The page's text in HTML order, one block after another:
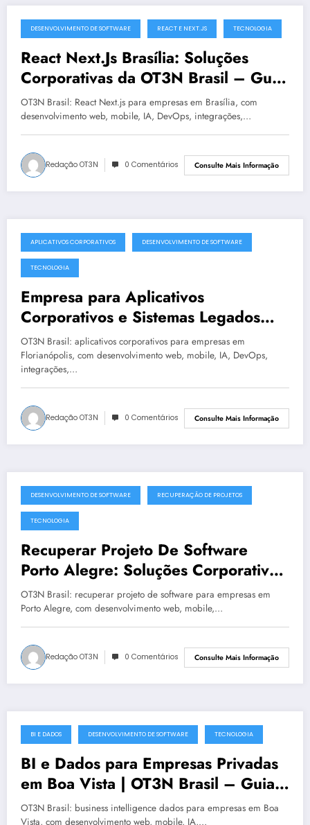
julho 19, 2025
DESENVOLVIMENTO DE SOFTWARE REACT E NEXT.JS TECNOLOGIA
React Next.Js Brasília: Soluções
Corporativas da OT3N Brasil – Guia
1568
OT3N Brasil: React Next.js para empresas em Brasília, com
desenvolvimento web, mobile, IA, DevOps, integrações,…
Redação OT3N 0 Comentários Consulte Mais Informação
julho 19, 2025
APLICATIVOS CORPORATIVOS DESENVOLVIMENTO DE SOFTWARE
TECNOLOGIA
Empresa para Aplicativos
Corporativos e Sistemas Legados
Instáveis em Florianópolis | OT3N
Brasil – Guia 1439
OT3N Brasil: aplicativos corporativos para empresas em
Florianópolis, com desenvolvimento web, mobile, IA, DevOps,
integrações,…
Redação OT3N 0 Comentários Consulte Mais Informação
julho 19, 2025
DESENVOLVIMENTO DE SOFTWARE RECUPERAÇÃO DE PROJETOS
TECNOLOGIA
Recuperar Projeto De Software
Porto Alegre: Soluções Corporativas
da OT3N Brasil – Guia 4098
OT3N Brasil: recuperar projeto de software para empresas em
Porto Alegre, com desenvolvimento web, mobile,…
Redação OT3N 0 Comentários Consulte Mais Informação
julho 19, 2025
BI E DADOS DESENVOLVIMENTO DE SOFTWARE TECNOLOGIA
BI e Dados para Empresas Privadas
em Boa Vista | OT3N Brasil – Guia
5541
OT3N Brasil: business intelligence dados para empresas em Boa
Vista, com desenvolvimento web, mobile, IA,…